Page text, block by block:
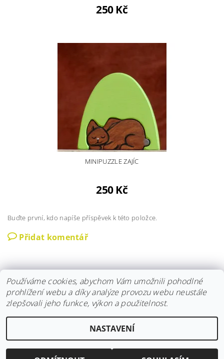
250 Kč
MINIPUZZLE ZAJÍC
250 Kč
Buďte první, kdo napíše příspěvek k této položce.
Přidat komentář
Instagram | Fler | Facebook
2026 © Hravokádo, všechna práva vyhrazena
Používáme cookies, abychom Vám umožnili pohodlné
prohlížení webu a díky analýze provozu webu neustále
zlepšovali jeho funkce, výkon a použitelnost.
NASTAVENÍ